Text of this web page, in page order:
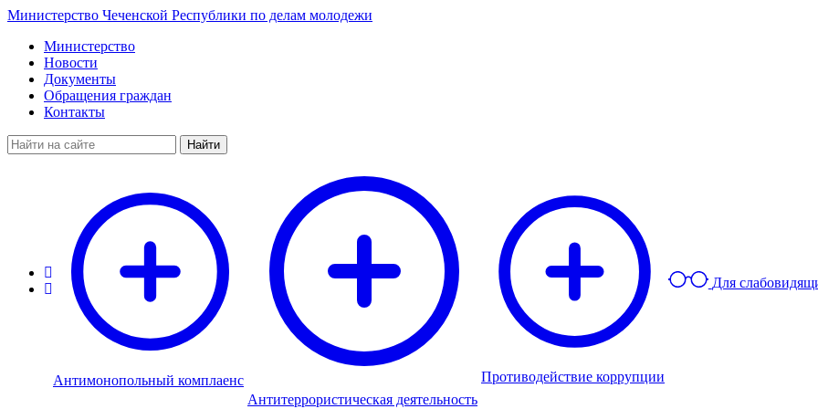
Министерство Чеченской Республики по делам молодежи
Министерство
Новости
Документы
Обращения граждан
Контакты
Найти
Антимонопольный комплаенс
Антитеррористическая деятельность
Противодействие коррупции
Для